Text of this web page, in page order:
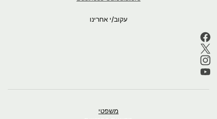
עקוב/י אחרינו
משפטי